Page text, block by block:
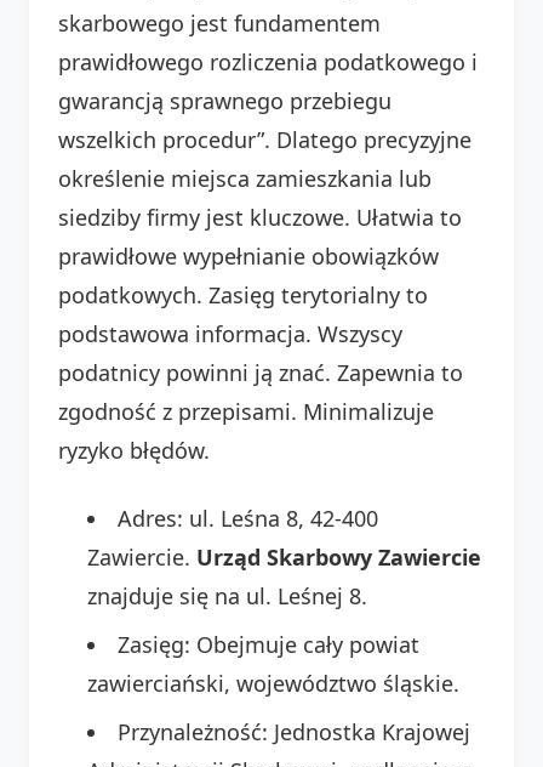
skarbowego jest fundamentem
prawidłowego rozliczenia podatkowego i
gwarancją sprawnego przebiegu
wszelkich procedur”. Dlatego precyzyjne
określenie miejsca zamieszkania lub
siedziby firmy jest kluczowe. Ułatwia to
prawidłowe wypełnianie obowiązków
podatkowych. Zasięg terytorialny to
podstawowa informacja. Wszyscy
podatnicy powinni ją znać. Zapewnia to
zgodność z przepisami. Minimalizuje
ryzyko błędów.
Adres: ul. Leśna 8, 42-400
Zawiercie. Urząd Skarbowy Zawiercie
znajduje się na ul. Leśnej 8.
Zasięg: Obejmuje cały powiat
zawierciański, województwo śląskie.
Przynależność: Jednostka Krajowej